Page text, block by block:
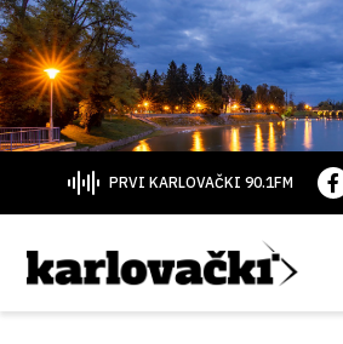
PRVI KARLOVAČKI 90.1FM